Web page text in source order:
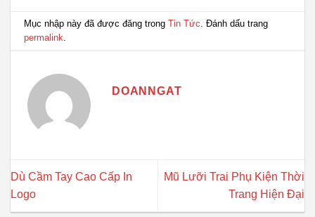
Mục nhập này đã được đăng trongTin Tức . Đánh dấu trang
permalink
DOANNGAT
Dù Cầm Tay Cao Cấp In
Logo
Mũ Lưỡi Trai Phụ Kiện Thời
Trang Hiện Đại